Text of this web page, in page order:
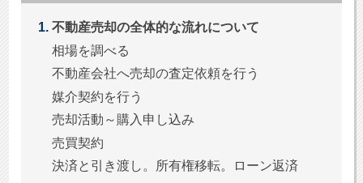
不動産売却の全体的な流れについて
相場を調べる
不動産会社へ売却の査定依頼を行う
媒介契約を行う
売却活動～購入申し込み
売買契約
決済と引き渡し。所有権移転。ローン返済